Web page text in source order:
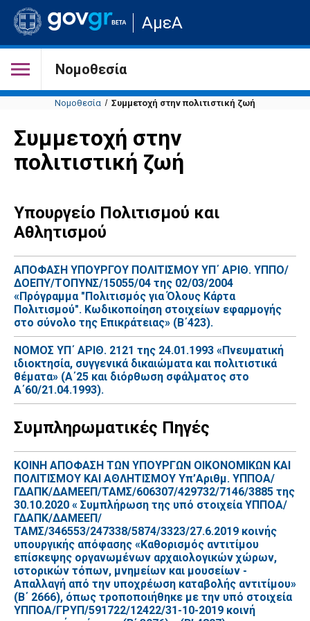
Μετάβαση
στην
σελίδα
του
ΑμεΑ
Νομοθεσία
Νομοθεσία Συμμετοχή στην πολιτιστική ζωή
Συμμετοχή στην
πολιτιστική ζωή
Υπουργείο Πολιτισμού και
Αθλητισμού
ΑΠΟΦΑΣΗ ΥΠΟΥΡΓΟΥ ΠΟΛΙΤΙΣΜΟΥ ΥΠ΄ ΑΡΙΘ. ΥΠΠΟ/
ΔΟΕΠΥ/ΤΟΠΥΝΣ/15055/04 της 02/03/2004
«Πρόγραμμα "Πολιτισμός για Όλους Κάρτα
Πολιτισμού". Κωδικοποίηση στοιχείων εφαρμογής
στο σύνολο της Επικράτειας» (Β΄423).
ΝΟΜΟΣ ΥΠ΄ ΑΡΙΘ. 2121 της 24.01.1993 «Πνευματική
ιδιοκτησία, συγγενικά δικαιώματα και πολιτιστικά
θέματα» (Α΄25 και διόρθωση σφάλματος στο
Α΄60/21.04.1993).
Συμπληρωματικές Πηγές
ΚΟΙΝΗ ΑΠΟΦΑΣΗ ΤΩΝ ΥΠΟΥΡΓΩΝ ΟΙΚΟΝΟΜΙΚΩΝ ΚΑΙ
ΠΟΛΙΤΙΣΜΟΥ ΚΑΙ ΑΘΛΗΤΙΣΜΟΥ Υπ’Αριθμ. ΥΠΠΟΑ/
ΓΔΑΠΚ/ΔΑΜΕΕΠ/ΤΑΜΣ/606307/429732/7146/3885 της
30.10.2020 « Συμπλήρωση της υπό στοιχεία ΥΠΠΟΑ/
ΓΔΑΠΚ/ΔΑΜΕΕΠ/
ΤΑΜΣ/346553/247338/5874/3323/27.6.2019 κοινής
υπουργικής απόφασης «Καθορισμός αντιτίμου
επίσκεψης οργανωμένων αρχαιολογικών χώρων,
ιστορικών τόπων, μνημείων και μουσείων -
Απαλλαγή από την υποχρέωση καταβολής αντιτίμου»
(B΄ 2666), όπως τροποποιήθηκε με την υπό στοιχεία
ΥΠΠΟΑ/ΓΡΥΠ/591722/12422/31-10-2019 κοινή